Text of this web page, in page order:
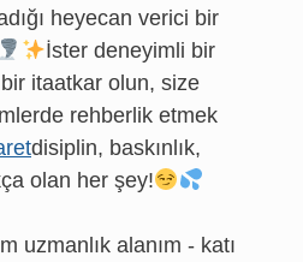
heyecan verici bir
İster deneyimli bir
itaatkar olun, size
rehberlik etmek
disiplin, baskınlık,
olan her şey!
uzmanlık alanım - katı